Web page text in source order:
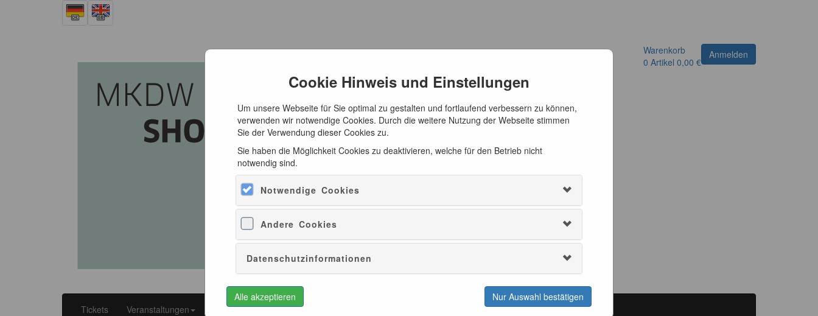
Cookie Hinweis und Einstellungen
Um unsere Webseite für Sie optimal zu gestalten und fortlaufend verbessern zu können,
verwenden wir notwendige Cookies. Durch die weitere Nutzung der Webseite stimmen
Sie der Verwendung dieser Cookies zu.
Sie haben die Möglichkeit Cookies zu deaktivieren, welche für den Betrieb nicht
notwendig sind.
Notwendige Cookies
Andere Cookies
Datenschutzinformationen
Alle akzeptieren Nur Auswahl bestätigen
Warenkorb
0 Artikel 0,00 €
Anmelden
Tickets Veranstaltungen Kataloge Kunstdrucke